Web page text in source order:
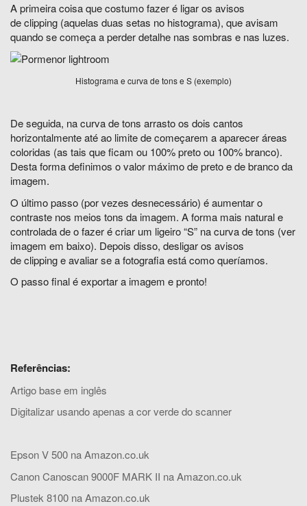
A primeira coisa que costumo fazer é ligar os avisos
de clipping (aquelas duas setas no histograma), que avisam
quando se começa a perder detalhe nas sombras e nas luzes.
Histograma e curva de tons e S (exemplo)
De seguida, na curva de tons arrasto os dois cantos
horizontalmente até ao limite de começarem a aparecer áreas
coloridas (as tais que ficam ou 100% preto ou 100% branco).
Desta forma definimos o valor máximo de preto e de branco da
imagem.
O último passo (por vezes desnecessário) é aumentar o
contraste nos meios tons da imagem. A forma mais natural e
controlada de o fazer é criar um ligeiro “S” na curva de tons (ver
imagem em baixo). Depois disso, desligar os avisos
de clipping e avaliar se a fotografia está como queríamos.
O passo final é exportar a imagem e pronto!
Referências:
Artigo base em inglês
Digitalizar usando apenas a cor verde do scanner
Epson V 500 na Amazon.co.uk
Canon Canoscan 9000F MARK II na Amazon.co.uk
Plustek 8100 na Amazon.co.uk